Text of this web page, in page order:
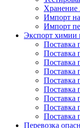
Хранение
Импорт
Импорт
Экспорт
Поставка
Поставка
Поставка
Поставка
Поставка
Поставка
Поставка
Перевозка